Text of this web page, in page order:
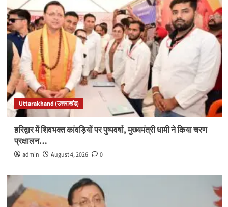
Uttarakhand (उत्तराखंड)
हरिद्वार में शिवभक्त कांवड़ियों पर पुष्पवर्षा, मुख्यमंत्री धामी ने किया चरण
प्रक्षालन…
admin August 4, 2026 0